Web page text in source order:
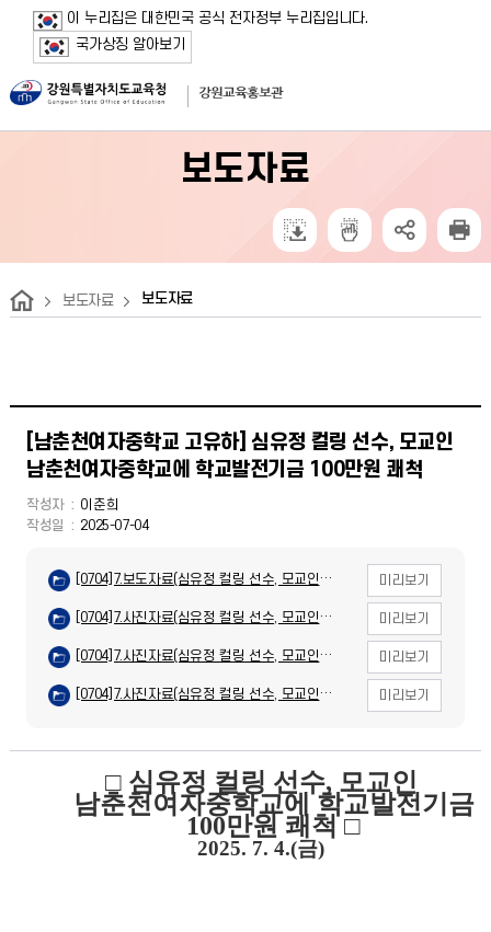
본문 바로가기
주메뉴 바로가기
보조메뉴 바로가기
푸터 바로가기
이 누리집은 대한민국 공식 전자정부 누리집입니다.
국가상징 알아보기
보도자료
보도자료 보도자료
[남춘천여자중학교 고유하] 심유정 컬링 선수, 모교인
남춘천여자중학교에 학교발전기금 100만원 쾌척
작성자
이춘희
작성일
2025-07-04
[0704]7.보도자료(심유정 컬링 선수, 모교인
쾌척).hwpx
미리보기
[0704]7.사진자료(심유정 컬링 선수, 모교인
(1).jpg
미리보기
[0704]7.사진자료(심유정 컬링 선수, 모교인
(2).jpg
미리보기
[0704]7.사진자료(심유정 컬링 선수, 모교인
미리보기
□ 심유정 컬링 선수, 모교인
남춘천여자중학교에 학교발전기금
100만원 쾌척□
2025. 7. 4.(금)